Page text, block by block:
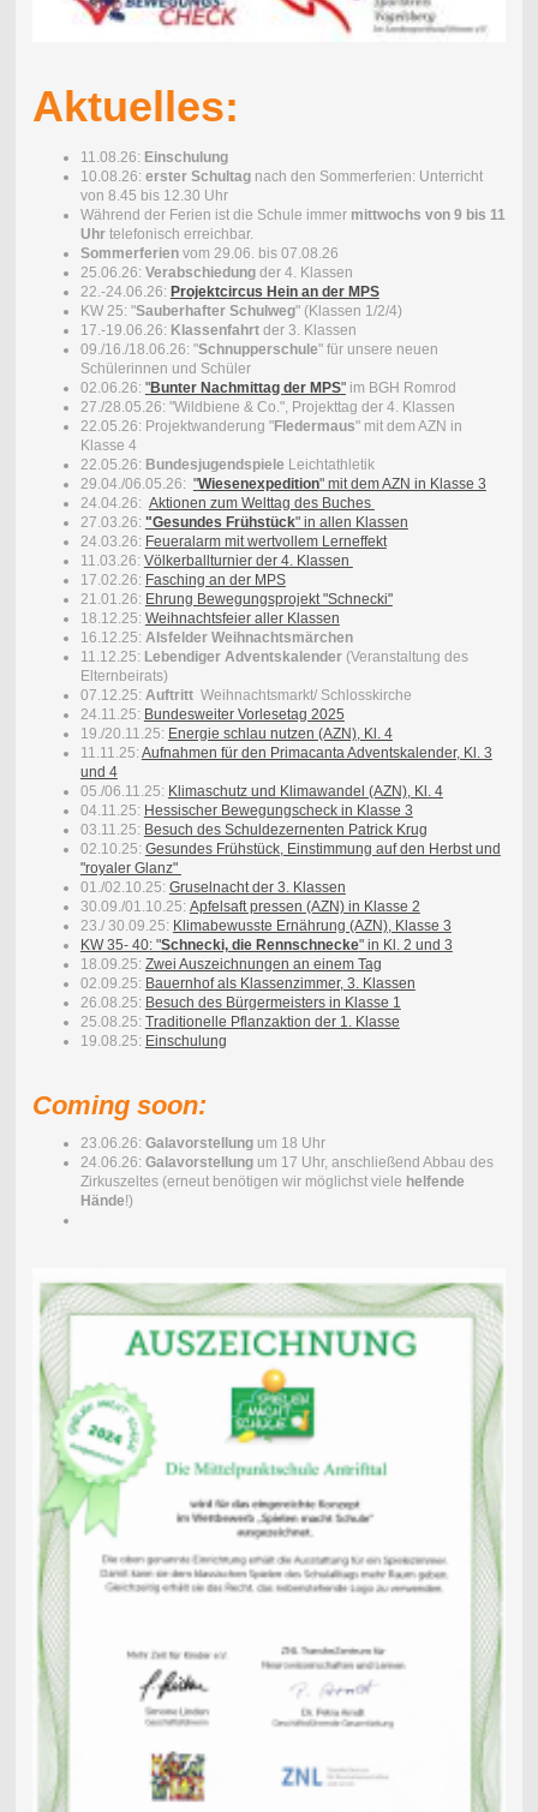
Aktuelles:
11.08.26: Einschulung
10.08.26: erster Schultagnach den Sommerferien: Unterricht
von 8.45 bis 12.30 Uhr
Während der Ferien ist die Schule immer mittwochs von 9 bis 11
Uhrtelefonisch erreichbar.
Sommerferienvom 29.06. bis 07.08.26
25.06.26: Verabschiedungder 4. Klassen
22.-24.06.26: Projektcircus Hein an der MPS
KW 25: "Sauberhafter Schulweg" (Klassen 1/2/4)
17.-19.06.26: Klassenfahrtder 3. Klassen
09./16./18.06.26: "Schnupperschule" für unsere neuen
Schülerinnen und Schüler
02.06.26: "Bunter Nachmittag der MPS"im BGH Romrod
27./28.05.26: "Wildbiene & Co.", Projekttag der 4. Klassen
22.05.26: Projektwanderung "Fledermaus" mit dem AZN in
Klasse 4
22.05.26: Bundesjugendspiele Leichtathletik
29.04./06.05.26: "Wiesenexpedition" mit dem AZN in Klasse 3
24.04.26: Aktionen zum Welttag des Buches
27.03.26: "Gesundes Frühstück" in allen Klassen
24.03.26: Feueralarm mit wertvollem Lerneffekt
11.03.26: Völkerballturnier der 4. Klassen
17.02.26: Fasching an der MPS
21.01.26: Ehrung Bewegungsprojekt "Schnecki"
18.12.25: Weihnachtsfeier aller Klassen
16.12.25: Alsfelder Weihnachtsmärchen
11.12.25: Lebendiger Adventskalender(Veranstaltung des
Elternbeirats)
07.12.25: Auftritt Weihnachtsmarkt/ Schlosskirche
24.11.25: Bundesweiter Vorlesetag 2025
19./20.11.25: Energie schlau nutzen (AZN), Kl. 4
11.11.25: Aufnahmen für den Primacanta Adventskalender, Kl. 3
und 4
05./06.11.25: Klimaschutz und Klimawandel (AZN), Kl. 4
04.11.25: Hessischer Bewegungscheck in Klasse 3
03.11.25: Besuch des Schuldezernenten Patrick Krug
02.10.25: Gesundes Frühstück, Einstimmung auf den Herbst und
"royaler Glanz"
01./02.10.25: Gruselnacht der 3. Klassen
30.09./01.10.25: Apfelsaft pressen (AZN) in Klasse 2
23./ 30.09.25: Klimabewusste Ernährung (AZN), Klasse 3
KW 35- 40: "Schnecki, die Rennschnecke" in Kl. 2 und 3
18.09.25: Zwei Auszeichnungen an einem Tag
02.09.25: Bauernhof als Klassenzimmer, 3. Klassen
26.08.25: Besuch des Bürgermeisters in Klasse 1
25.08.25: Traditionelle Pflanzaktion der 1. Klasse
19.08.25: Einschulung
Coming soon:
23.06.26: Galavorstellungum 18 Uhr
24.06.26: Galavorstellungum 17 Uhr, anschließend Abbau des
Zirkuszeltes (erneut benötigen wir möglichst viele helfende
Hände!)